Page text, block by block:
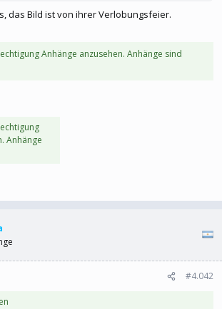
das Bild ist von ihrer Verlobungsfeier.
Anhänge anzusehen. Anhänge sind
Anhänge
#4.042